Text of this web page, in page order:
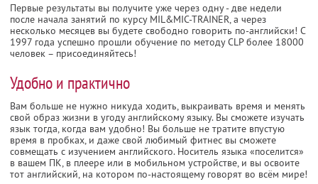
Первые результаты вы получите уже через одну - две недели
после начала занятий по курсу MIL&MIC-TRAINER, а через
несколько месяцев вы будете свободно говорить по-английски! C
1997 года успешно прошли обучение по методу CLP более 18000
человек – присоединяйтесь!
Удобно и практично
Вам больше не нужно никуда ходить, выкраивать время и менять
свой образ жизни в угоду английскому языку. Вы сможете изучать
язык тогда, когда вам удобно! Вы больше не тратите впустую
время в пробках, и даже свой любимый фитнес вы сможете
совмещать с изучением английского. Носитель языка «поселится»
в вашем ПК, в плеере или в мобильном устройстве, и вы освоите
тот английский, на котором по-настоящему говорят во всём мире!